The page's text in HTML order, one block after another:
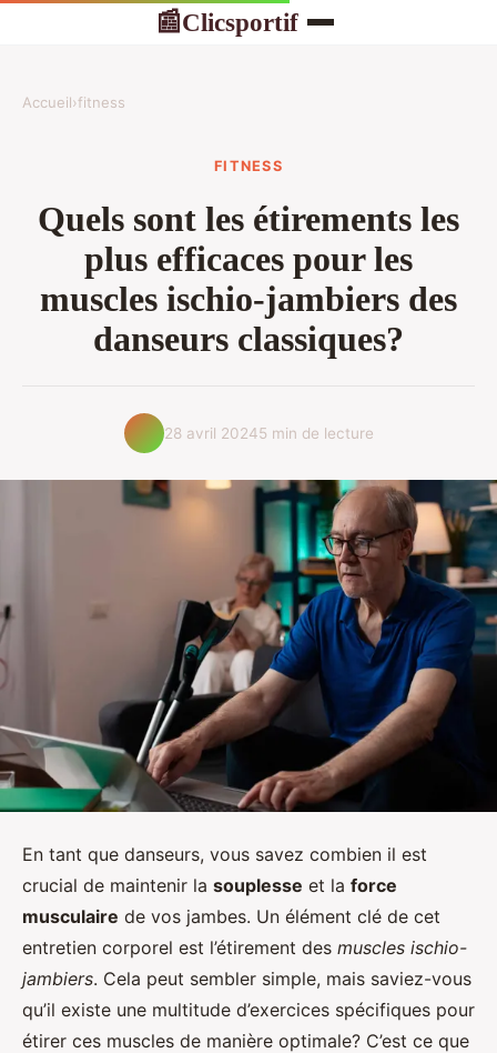
📰Clicsportif
Accueil›fitness
FITNESS
Quels sont les étirements les
plus efficaces pour les
muscles ischio-jambiers des
danseurs classiques?
28 avril 20245 min de lecture
En tant que danseurs, vous savez combien il est
crucial de maintenir la souplesse et la force
musculaire de vos jambes. Un élément clé de cet
entretien corporel est l’étirement des muscles ischio-
jambiers. Cela peut sembler simple, mais saviez-vous
qu’il existe une multitude d’exercices spécifiques pour
étirer ces muscles de manière optimale? C’est ce que